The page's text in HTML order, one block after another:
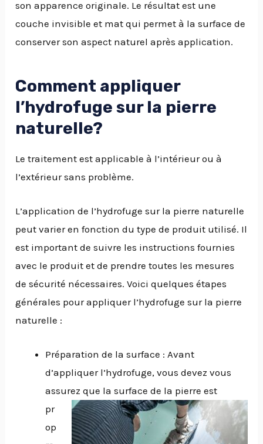
son apparence originale. Le résultat est une
couche invisible et mat qui permet à la surface de
conserver son aspect naturel après application.
Comment appliquer
l’hydrofuge sur la pierre
naturelle?
Le traitement est applicable à l’intérieur ou à
l’extérieur sans problème.
L’application de l’hydrofuge sur la pierre naturelle
peut varier en fonction du type de produit utilisé. Il
est important de suivre les instructions fournies
avec le produit et de prendre toutes les mesures
de sécurité nécessaires. Voici quelques étapes
générales pour appliquer l’hydrofuge sur la pierre
naturelle :
Préparation de la surface : Avant
d’appliquer l’hydrofuge, vous devez vous
assurez que la surface de la pierre est
pr
op